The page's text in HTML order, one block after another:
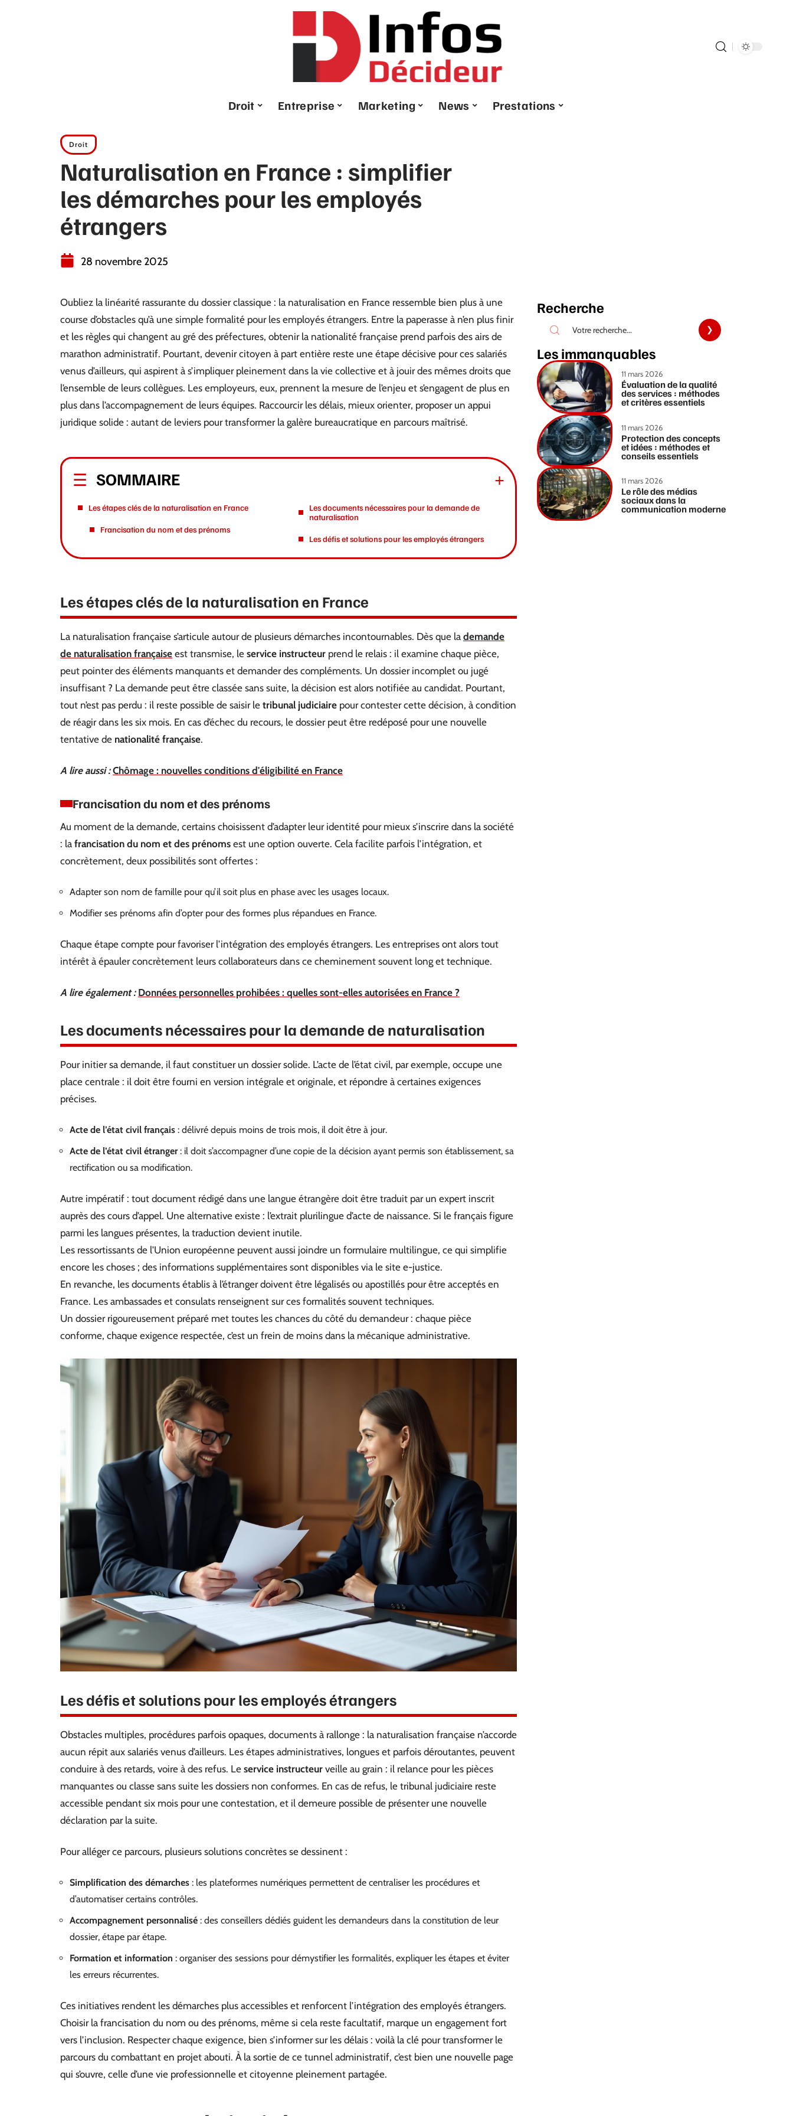
Droit Entreprise Marketing News Prestations
Droit
Naturalisation en France : simplifier
les démarches pour les employés
étrangers
28 novembre 2025
Oubliez la linéarité rassurante du dossier classique : la naturalisation en France ressemble bien plus à une
course d’obstacles qu’à une simple formalité pour les employés étrangers. Entre la paperasse à n’en plus finir
et les règles qui changent au gré des préfectures, obtenir la nationalité française prend parfois des airs de
marathon administratif. Pourtant, devenir citoyen à part entière reste une étape décisive pour ces salariés
venus d’ailleurs, qui aspirent à s’impliquer pleinement dans la vie collective et à jouir des mêmes droits que
l’ensemble de leurs collègues. Les employeurs, eux, prennent la mesure de l’enjeu et s’engagent de plus en
plus dans l’accompagnement de leurs équipes. Raccourcir les délais, mieux orienter, proposer un appui
juridique solide : autant de leviers pour transformer la galère bureaucratique en parcours maîtrisé.
SOMMAIRE
Les étapes clés de la naturalisation en France
Francisation du nom et des prénoms
Les documents nécessaires pour la demande de
naturalisation
Les défis et solutions pour les employés étrangers
Les étapes clés de la naturalisation en France
La naturalisation française s’articule autour de plusieurs démarches incontournables. Dès que la demande
de naturalisation française est transmise, le service instructeur prend le relais : il examine chaque pièce,
peut pointer des éléments manquants et demander des compléments. Un dossier incomplet ou jugé
insuffisant ? La demande peut être classée sans suite, la décision est alors notifiée au candidat. Pourtant,
tout n’est pas perdu : il reste possible de saisir le tribunal judiciaire pour contester cette décision, à condition
de réagir dans les six mois. En cas d’échec du recours, le dossier peut être redéposé pour une nouvelle
tentative de nationalité française.
A lire aussi : Chômage : nouvelles conditions d'éligibilité en France
Francisation du nom et des prénoms
Au moment de la demande, certains choisissent d’adapter leur identité pour mieux s’inscrire dans la société
: la francisation du nom et des prénoms est une option ouverte. Cela facilite parfois l’intégration, et
concrètement, deux possibilités sont offertes :
Adapter son nom de famille pour qu’il soit plus en phase avec les usages locaux.
Modifier ses prénoms afin d’opter pour des formes plus répandues en France.
Chaque étape compte pour favoriser l’intégration des employés étrangers. Les entreprises ont alors tout
intérêt à épauler concrètement leurs collaborateurs dans ce cheminement souvent long et technique.
A lire également : Données personnelles prohibées : quelles sont-elles autorisées en France ?
Les documents nécessaires pour la demande de naturalisation
Pour initier sa demande, il faut constituer un dossier solide. L’acte de l’état civil, par exemple, occupe une
place centrale : il doit être fourni en version intégrale et originale, et répondre à certaines exigences
précises.
Acte de l’état civil français : délivré depuis moins de trois mois, il doit être à jour.
Acte de l’état civil étranger: il doit s’accompagner d’une copie de la décision ayant permis son établissement, sa
rectification ou sa modification.
Autre impératif : tout document rédigé dans une langue étrangère doit être traduit par un expert inscrit
auprès des cours d’appel. Une alternative existe : l’extrait plurilingue d’acte de naissance. Si le français figure
parmi les langues présentes, la traduction devient inutile.
Les ressortissants de l’Union européenne peuvent aussi joindre un formulaire multilingue, ce qui simplifie
encore les choses ; des informations supplémentaires sont disponibles via le site e-justice.
En revanche, les documents établis à l’étranger doivent être légalisés ou apostillés pour être acceptés en
France. Les ambassades et consulats renseignent sur ces formalités souvent techniques.
Un dossier rigoureusement préparé met toutes les chances du côté du demandeur : chaque pièce
conforme, chaque exigence respectée, c’est un frein de moins dans la mécanique administrative.
Les défis et solutions pour les employés étrangers
Obstacles multiples, procédures parfois opaques, documents à rallonge : la naturalisation française n’accorde
aucun répit aux salariés venus d’ailleurs. Les étapes administratives, longues et parfois déroutantes, peuvent
conduire à des retards, voire à des refus. Le service instructeur veille au grain : il relance pour les pièces
manquantes ou classe sans suite les dossiers non conformes. En cas de refus, le tribunal judiciaire reste
accessible pendant six mois pour une contestation, et il demeure possible de présenter une nouvelle
déclaration par la suite.
Pour alléger ce parcours, plusieurs solutions concrètes se dessinent :
Simplification des démarches : les plateformes numériques permettent de centraliser les procédures et
d’automatiser certains contrôles.
Accompagnement personnalisé : des conseillers dédiés guident les demandeurs dans la constitution de leur
dossier, étape par étape.
Formation et information : organiser des sessions pour démystifier les formalités, expliquer les étapes et éviter
les erreurs récurrentes.
Ces initiatives rendent les démarches plus accessibles et renforcent l’intégration des employés étrangers.
Choisir la francisation du nom ou des prénoms, même si cela reste facultatif, marque un engagement fort
vers l’inclusion. Respecter chaque exigence, bien s’informer sur les délais : voilà la clé pour transformer le
parcours du combattant en projet abouti. À la sortie de ce tunnel administratif, c’est bien une nouvelle page
qui s’ouvre, celle d’une vie professionnelle et citoyenne pleinement partagée.
Recherche
Les immanquables
11 mars 2026
Évaluation de la qualité
des services : méthodes
et critères essentiels
11 mars 2026
Protection des concepts
et idées : méthodes et
conseils essentiels
11 mars 2026
Le rôle des médias
sociaux dans la
communication moderne